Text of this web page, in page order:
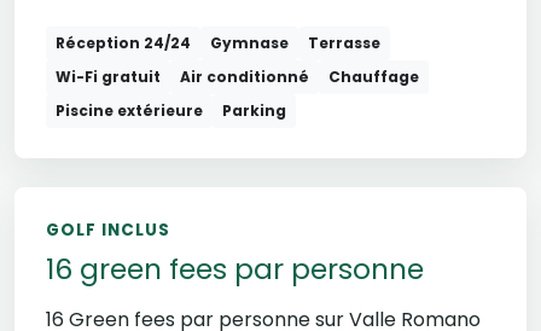
Réception 24/24 Gymnase
Terrasse
Wi-Fi gratuit
Air conditionné
Chauffage
Piscine extérieure
Parking
GOLF INCLUS
16 green fees par personne
16 Green fees par personne sur Valle Romano